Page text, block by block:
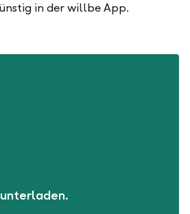
in der willbe App.